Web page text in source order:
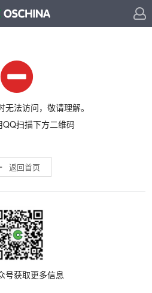
法访问，敬请理解。
QQ扫描下方二维码
返回首页
号获取更多信息